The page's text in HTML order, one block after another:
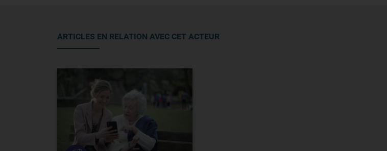
ARTICLES EN RELATION AVEC CET ACTEUR